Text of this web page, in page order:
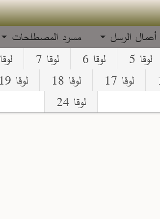
لوقا 5 لوقا 6 لوقا 7 لوقا 8
لوقا 17 لوقا 18 لوقا 19
لوقا 24
أعمال الرسل مسرد المصطلحات